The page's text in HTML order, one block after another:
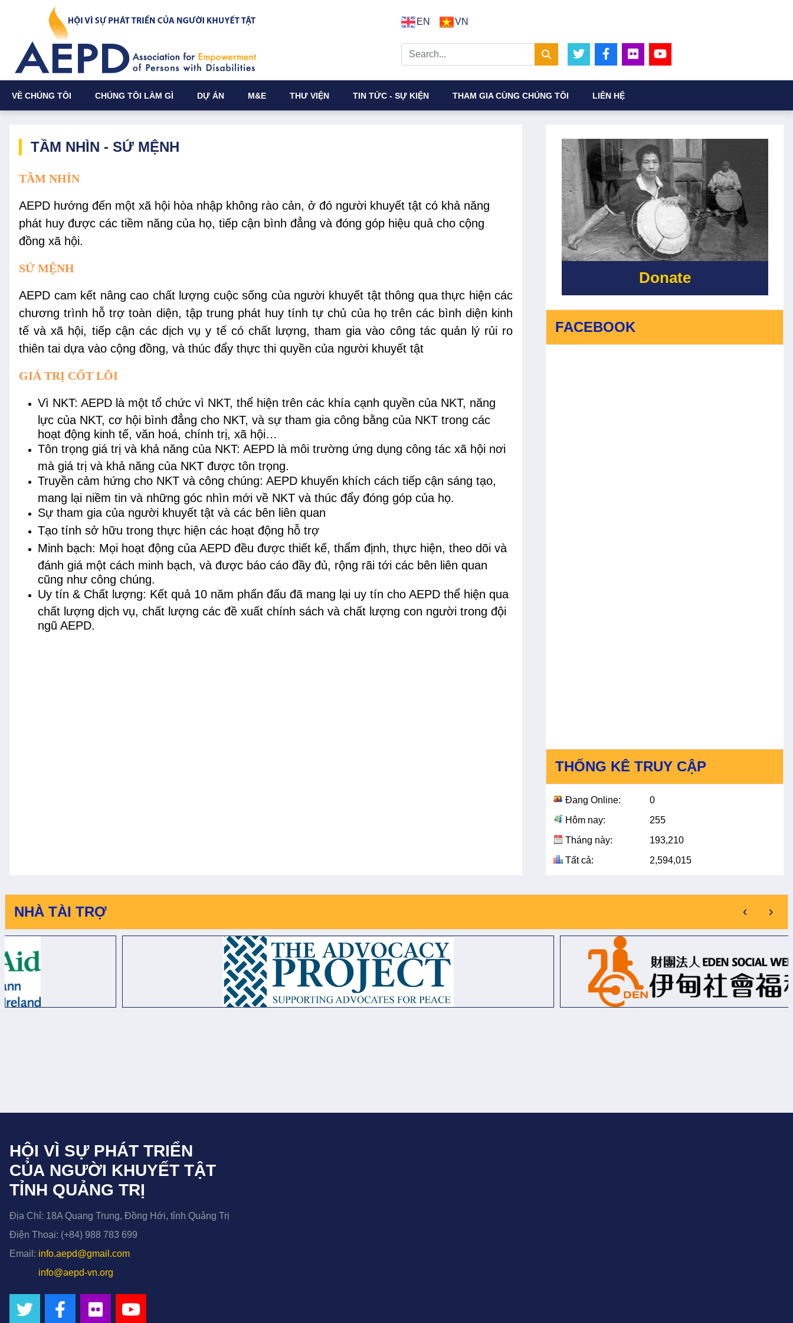
EN VN
VỀ CHÚNG TÔI CHÚNG TÔI LÀM GÌ DỰ ÁN M&E THƯ VIỆN TIN TỨC - SỰ KIỆN THAM GIA CÙNG CHÚNG TÔI LIÊN HỆ
TẦM NHÌN - SỨ MỆNH
TẦM NHÌN
AEPD hướng đến một xã hội hòa nhập không rào cản, ở đó người khuyết tật có khả năng
phát huy được các tiềm năng của họ, tiếp cận bình đẳng và đóng góp hiệu quả cho cộng
đồng xã hội.
SỨ MỆNH
AEPD cam kết nâng cao chất lượng cuộc sống của người khuyết tật thông qua thực hiện các
chương trình hỗ trợ toàn diện, tập trung phát huy tính tự chủ của họ trên các bình diện kinh
tế và xã hội, tiếp cận các dịch vụ y tế có chất lượng, tham gia vào công tác quản lý rủi ro
thiên tai dựa vào cộng đồng, và thúc đẩy thực thi quyền của người khuyết tật
GIÁ TRỊ CỐT LÕI
Vì NKT: AEPD là một tổ chức vì NKT, thể hiện trên các khía cạnh quyền của NKT, năng
lực của NKT, cơ hội bình đẳng cho NKT, và sự tham gia công bằng của NKT trong các
hoạt động kinh tế, văn hoá, chính trị, xã hội…
Tôn trọng giá trị và khả năng của NKT: AEPD là môi trường ứng dụng công tác xã hội nơi
mà giá trị và khả năng của NKT được tôn trọng.
Truyền cảm hứng cho NKT và công chúng: AEPD khuyến khích cách tiếp cận sáng tạo,
mang lại niềm tin và những góc nhìn mới về NKT và thúc đẩy đóng góp của họ.
Sự tham gia của người khuyết tật và các bên liên quan
Tạo tính sở hữu trong thực hiện các hoạt động hỗ trợ
Minh bạch: Mọi hoạt động của AEPD đều được thiết kế, thẩm định, thực hiện, theo dõi và
đánh giá một cách minh bạch, và được báo cáo đầy đủ, rộng rãi tới các bên liên quan
cũng như công chúng.
Uy tín & Chất lượng: Kết quả 10 năm phấn đấu đã mang lại uy tín cho AEPD thể hiện qua
chất lượng dịch vụ, chất lượng các đề xuất chính sách và chất lượng con người trong đội
ngũ AEPD.
Donate
FACEBOOK
THỐNG KÊ TRUY CẬP
Đang Online:
0
Hôm nay:
255
Tháng này:
193,210
Tất cả:
2,594,015
NHÀ TÀI TRỢ ‹ ›
HỘI VÌ SỰ PHÁT TRIỂN
CỦA NGƯỜI KHUYẾT TẬT
TỈNH QUẢNG TRỊ
Địa Chỉ: 18A Quang Trung, Đồng Hới, tỉnh Quảng Trị
Điện Thoại: (+84) 988 783 699
Email: info.aepd@gmail.com
info@aepd-vn.org